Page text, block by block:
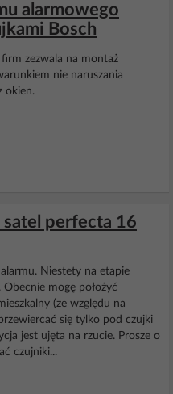
alarmowego
Bosch
firm zezwala na montaż
nie naruszania
okien.
satel perfecta 16
Niestety na etapie
Obecnie mogę położyć
(ze względu na
się tylko pod czujki
jest ujęta na rzucie. Prosze o
czujniki...